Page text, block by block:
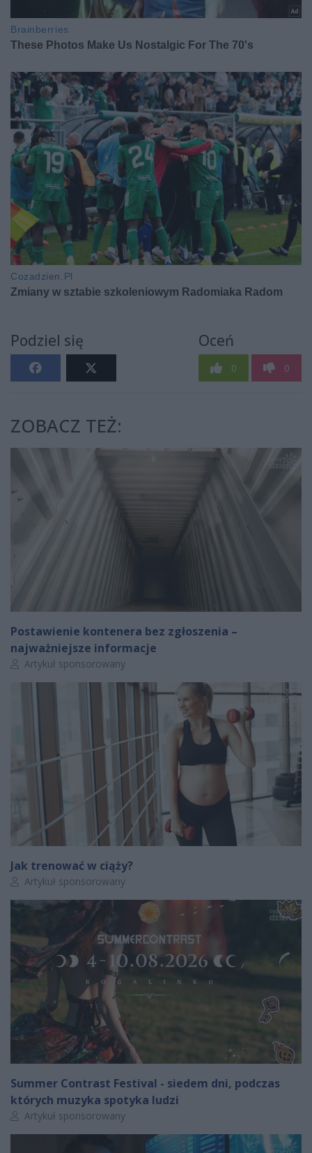
Podziel się Oceń
0 0
ZOBACZ TEŻ:
Postawienie kontenera bez zgłoszenia –
najważniejsze informacje
Autor artykułu:
Artykuł sponsorowany
Jak trenować w ciąży?
Autor artykułu:
Artykuł sponsorowany
Summer Contrast Festival - siedem dni, podczas
których muzyka spotyka ludzi
Autor artykułu:
Artykuł sponsorowany